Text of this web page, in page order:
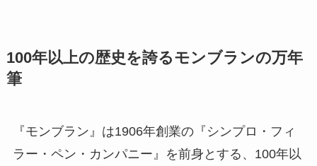
100年以上の歴史を誇るモンブランの万年
筆
『モンブラン』は1906年創業の『シンプロ・フィ
ラー・ペン・カンパニー』を前身とする、100年以